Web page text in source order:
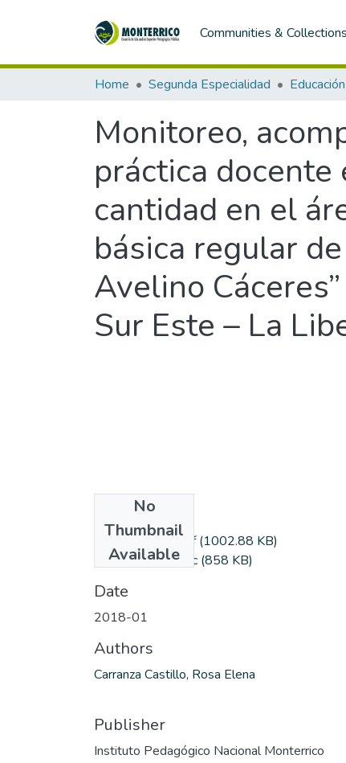
Communities & Collections
Home Segunda Especialidad
Monitoreo,
práctica
cantidad en el
básica regular
Avelino
Sur Este – La
No
Thumbnail
Available
carranzac_rosa.pdf(1002.88 KB)
carranzac_rosa.doc (858 KB)
Date
2018-01
Authors
Carranza Castillo, Rosa Elena
Publisher
Instituto Pedagógico Nacional Monterrico